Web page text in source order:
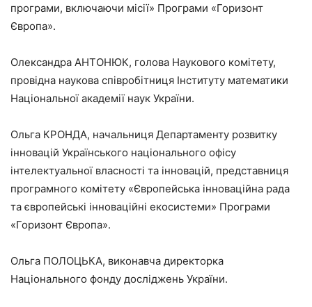
програми, включаючи місії» Програми «Горизонт
Європа».
Олександра АНТОНЮК, голова Наукового комітету,
провідна наукова співробітниця Інституту математики
Національної академії наук України.
Ольга КРОНДА, начальниця Департаменту розвитку
інновацій Українського національного офісу
інтелектуальної власності та інновацій, представниця
програмного комітету «Європейська інноваційна рада
та європейські інноваційні екосистеми» Програми
«Горизонт Європа».
Ольга ПОЛОЦЬКА, виконавча директорка
Національного фонду досліджень України.